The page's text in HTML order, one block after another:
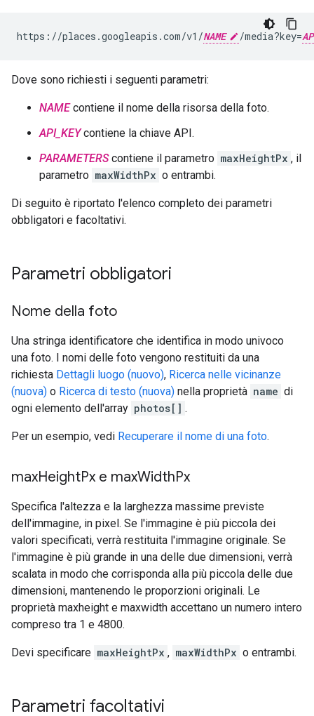
https://places.googleapis.com/v1/NAME /media?key=
Dove sono richiesti i seguenti parametri:
NAMEcontiene il nome della risorsa della foto.
API_KEYcontiene la chiave API.
PARAMETERScontiene il parametro maxHeightPx , il
parametro maxWidthPx o entrambi.
Di seguito è riportato l'elenco completo dei parametri
obbligatori e facoltativi.
Parametri obbligatori
Nome della foto
Una stringa identificatore che identifica in modo univoco
una foto. I nomi delle foto vengono restituiti da una
richiesta Dettagli luogo (nuovo), Ricerca nelle vicinanze
(nuova) o Ricerca di testo (nuova) nella proprietà name di
ogni elemento dell'array photos[] .
Per un esempio, vedi Recuperare il nome di una foto.
maxHeightPx e maxWidthPx
Specifica l'altezza e la larghezza massime previste
dell'immagine, in pixel. Se l'immagine è più piccola dei
valori specificati, verrà restituita l'immagine originale. Se
l'immagine è più grande in una delle due dimensioni, verrà
scalata in modo che corrisponda alla più piccola delle due
dimensioni, mantenendo le proporzioni originali. Le
proprietà maxheight e maxwidth accettano un numero intero
compreso tra 1 e 4800.
Devi specificare maxHeightPx , maxWidthPx o entrambi.
Parametri facoltativi